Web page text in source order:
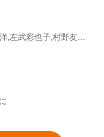
丹波哲郎(脚本、出演),谷口公洋,左武彩也子,村野友美,松井紀美江,野際陽子,タモリ,明石家さんま